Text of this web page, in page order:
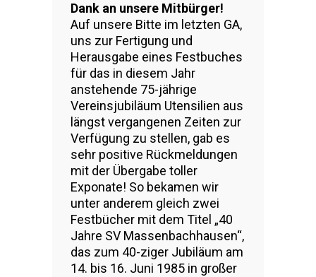
Dank an unsere Mitbürger!
Auf unsere Bitte im letzten GA,
uns zur Fertigung und
Herausgabe eines Festbuches
für das in diesem Jahr
anstehende 75-jährige
Vereinsjubiläum Utensilien aus
längst vergangenen Zeiten zur
Verfügung zu stellen, gab es
sehr positive Rückmeldungen
mit der Übergabe toller
Exponate! So bekamen wir
unter anderem gleich zwei
Festbücher mit dem Titel „40
Jahre SV Massenbachhausen“,
das zum 40-ziger Jubiläum am
14. bis 16. Juni 1985 in großer